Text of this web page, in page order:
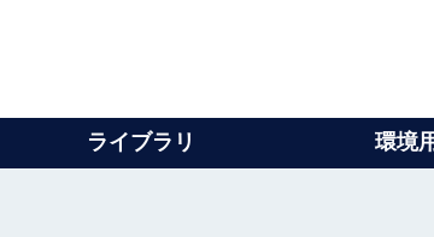
ライブラリ 環境